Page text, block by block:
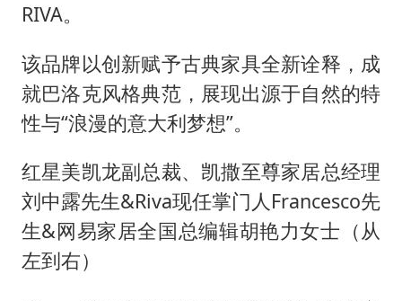
RIVA。
该品牌以创新赋予古典家具全新诠释，成
就巴洛克风格典范，展现出源于自然的特
性与“浪漫的意大利梦想”。
红星美凯龙副总裁、凯撒至尊家居总经理
刘中露先生&Riva现任掌门人Francesco先
生&网易家居全国总编辑胡艳力女士（从
左到右）